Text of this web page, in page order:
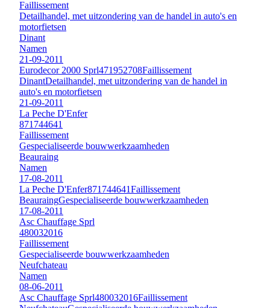
Faillissement
Detailhandel, met uitzondering van de handel in auto's en
motorfietsen
Dinant
Namen
21-09-2011
Eurodecor 2000 Sprl471952708Faillissement
DinantDetailhandel, met uitzondering van de handel in
auto's en motorfietsen
21-09-2011
La Peche D'Enfer
871744641
Faillissement
Gespecialiseerde bouwwerkzaamheden
Beauraing
Namen
17-08-2011
La Peche D'Enfer871744641Faillissement
BeauraingGespecialiseerde bouwwerkzaamheden
17-08-2011
Asc Chauffage Sprl
480032016
Faillissement
Gespecialiseerde bouwwerkzaamheden
Neufchateau
Namen
08-06-2011
Asc Chauffage Sprl480032016Faillissement